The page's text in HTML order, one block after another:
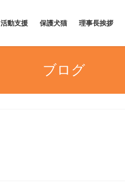
活動支援 保護犬猫 理事長挨拶
ブログ